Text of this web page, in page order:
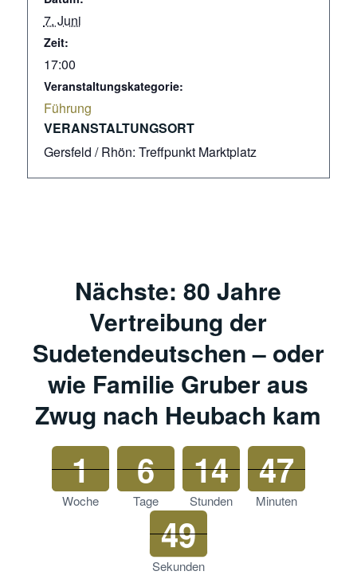
7. Juni
Zeit:
17:00
Veranstaltungskategorie:
Führung
VERANSTALTUNGSORT
Gersfeld / Rhön: Treffpunkt Marktplatz
Nächste: 80 Jahre
Vertreibung der
Sudetendeutschen – oder
wie Familie Gruber aus
Zwug nach Heubach kam
1
Woche
6
Tage
14
Stunden
47
Minuten
49
Sekunden